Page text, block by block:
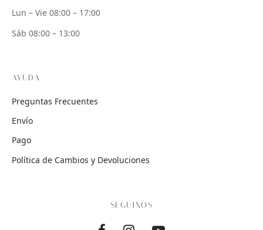
Lun – Vie 08:00 – 17:00
Sáb 08:00 – 13:00
AYUDA
Preguntas Frecuentes
Envío
Pago
Política de Cambios y Devoluciones
SEGUINOS